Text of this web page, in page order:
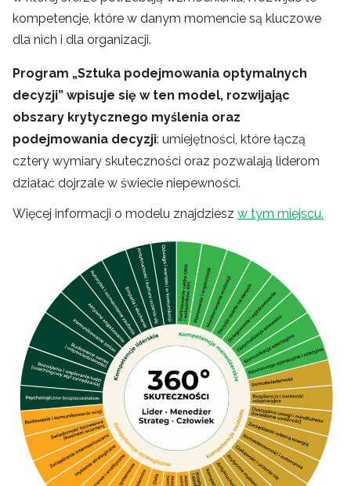
kompetencje, które w danym momencie są kluczowe
dla nich i dla organizacji.
Program „Sztuka podejmowania optymalnych
decyzji” wpisuje się w ten model, rozwijając
obszary krytycznego myślenia oraz
podejmowania decyzji: umiejętności, które łączą
cztery wymiary skuteczności oraz pozwalają liderom
działać dojrzale w świecie niepewności.
Więcej informacji o modelu znajdziesz w tym miejscu.